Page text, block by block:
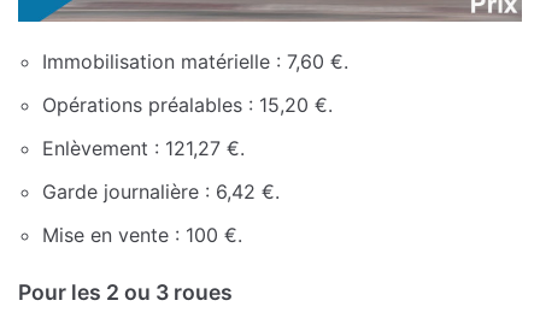
Immobilisation matérielle : 7,60 €.
Opérations préalables : 15,20 €.
Enlèvement : 121,27 €.
Garde journalière : 6,42 €.
Mise en vente : 100 €.
Pour les 2 ou 3 roues